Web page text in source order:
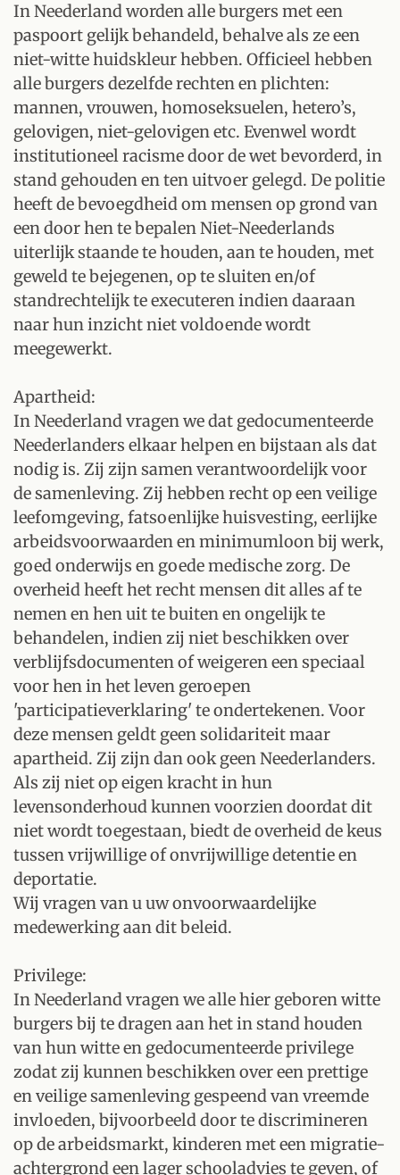
In Neederland worden alle burgers met een
paspoort gelijk behandeld, behalve als ze een
niet-witte huidskleur hebben. Officieel hebben
alle burgers dezelfde rechten en plichten:
mannen, vrouwen, homoseksuelen, hetero’s,
gelovigen, niet-gelovigen etc. Evenwel wordt
institutioneel racisme door de wet bevorderd, in
stand gehouden en ten uitvoer gelegd. De politie
heeft de bevoegdheid om mensen op grond van
een door hen te bepalen Niet-Neederlands
uiterlijk staande te houden, aan te houden, met
geweld te bejegenen, op te sluiten en/of
standrechtelijk te executeren indien daaraan
naar hun inzicht niet voldoende wordt
meegewerkt.
Apartheid:
In Neederland vragen we dat gedocumenteerde
Neederlanders elkaar helpen en bijstaan als dat
nodig is. Zij zijn samen verantwoordelijk voor
de samenleving. Zij hebben recht op een veilige
leefomgeving, fatsoenlijke huisvesting, eerlijke
arbeidsvoorwaarden en minimumloon bij werk,
goed onderwijs en goede medische zorg. De
overheid heeft het recht mensen dit alles af te
nemen en hen uit te buiten en ongelijk te
behandelen, indien zij niet beschikken over
verblijfsdocumenten of weigeren een speciaal
voor hen in het leven geroepen
'participatieverklaring' te ondertekenen. Voor
deze mensen geldt geen solidariteit maar
apartheid. Zij zijn dan ook geen Neederlanders.
Als zij niet op eigen kracht in hun
levensonderhoud kunnen voorzien doordat dit
niet wordt toegestaan, biedt de overheid de keus
tussen vrijwillige of onvrijwillige detentie en
deportatie.
Wij vragen van u uw onvoorwaardelijke
medewerking aan dit beleid.
Privilege:
In Neederland vragen we alle hier geboren witte
burgers bij te dragen aan het in stand houden
van hun witte en gedocumenteerde privilege
zodat zij kunnen beschikken over een prettige
en veilige samenleving gespeend van vreemde
invloeden, bijvoorbeeld door te discrimineren
op de arbeidsmarkt, kinderen met een migratie-
achtergrond een lager schooladvies te geven, of